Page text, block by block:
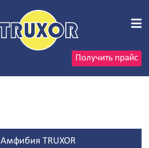
Получить прайс
Амфибия TRUXOR